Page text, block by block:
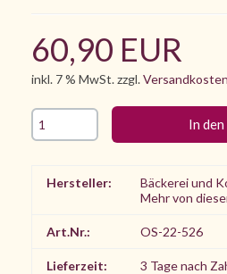
60,90 EUR
inkl. 7 % MwSt. zzgl.Versandkosten
Hersteller:
Bäckerei und
Mehr von
Art.Nr.: OS-22-526
Lieferzeit: 3 Tage nach